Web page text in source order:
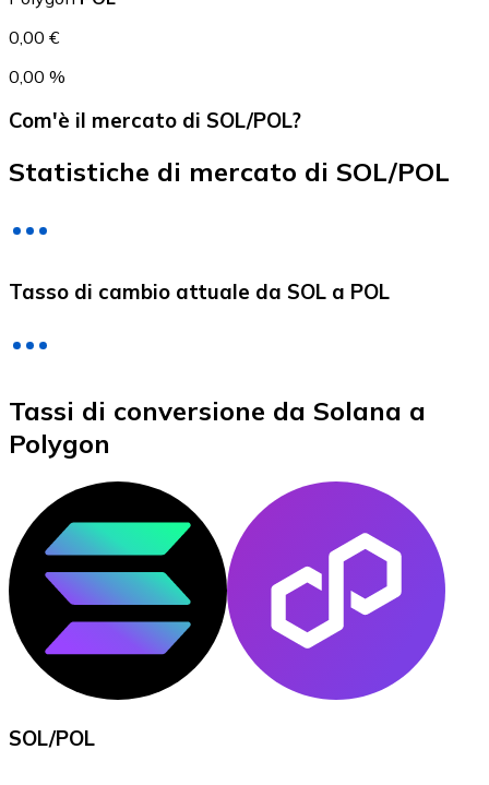
XRP
XRP
0,00 €
0,00 %
Com'è il mercato di SOL/POL?
Statistiche di mercato di SOL/POL
Tasso di cambio attuale da SOL a POL
Tassi di conversione da Solana a
Polygon
SOL/POL